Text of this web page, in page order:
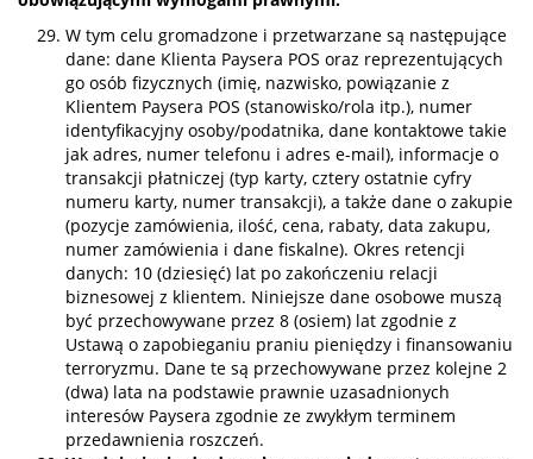
W tym celu gromadzone i przetwarzane są następujące
dane: dane Klienta Paysera POS oraz reprezentujących
go osób fizycznych (imię, nazwisko, powiązanie z
Klientem Paysera POS (stanowisko/rola itp.), numer
identyfikacyjny osoby/podatnika, dane kontaktowe takie
jak adres, numer telefonu i adres e-mail), informacje o
transakcji płatniczej (typ karty, cztery ostatnie cyfry
numeru karty, numer transakcji), a także dane o zakupie
(pozycje zamówienia, ilość, cena, rabaty, data zakupu,
numer zamówienia i dane fiskalne). Okres retencji
danych: 10 (dziesięć) lat po zakończeniu relacji
biznesowej z klientem. Niniejsze dane osobowe muszą
być przechowywane przez 8 (osiem) lat zgodnie z
Ustawą o zapobieganiu praniu pieniędzy i finansowaniu
terroryzmu. Dane te są przechowywane przez kolejne 2
(dwa) lata na podstawie prawnie uzasadnionych
interesów Paysera zgodnie ze zwykłym terminem
przedawnienia roszczeń.